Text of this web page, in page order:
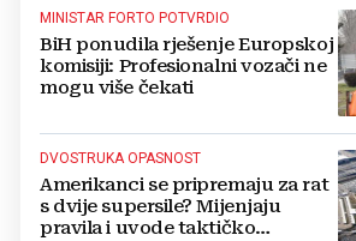
MINISTAR FORTO POTVRDIO
BiH ponudila rješenje Europskoj
komisiji: Profesionalni vozači ne
mogu više čekati
DVOSTRUKA OPASNOST
Amerikanci se pripremaju za rat
s dvije supersile? Mijenjaju
pravila i uvode taktičko